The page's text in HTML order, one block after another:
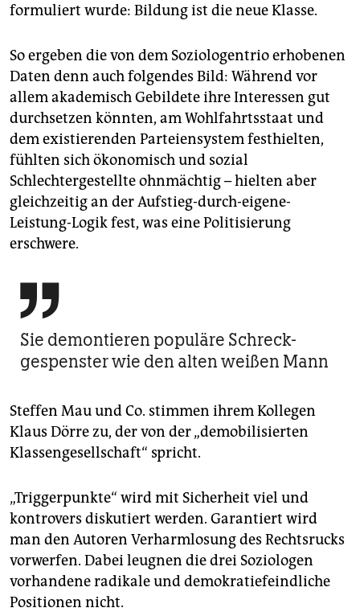
formuliert wurde: Bildung ist die neue Klasse.
So ergeben die von dem Soziologentrio erhobenen
Daten denn auch folgendes Bild: Während vor
allem akademisch Gebildete ihre Interessen gut
durchsetzen könnten, am Wohlfahrtsstaat und
dem existierenden Parteiensystem festhielten,
fühlten sich ökonomisch und sozial
Schlechtergestellte ohnmächtig – hielten aber
gleichzeitig an der Aufstieg-durch-eigene-
Leistung-Logik fest, was eine Politisierung
erschwere.

Sie demontieren populäre Schreck­
gespenster wie den alten weißen Mann
Steffen Mau und Co. stimmen ihrem Kollegen
Klaus Dörre zu, der von der „demobilisierten
Klassengesellschaft“ spricht.
„Triggerpunkte“ wird mit Sicherheit viel und
kontrovers diskutiert werden. Garantiert wird
man den Autoren Verharmlosung des Rechtsrucks
vorwerfen. Dabei leugnen die drei Soziologen
vorhandene radikale und demokratiefeindliche
Positionen nicht.